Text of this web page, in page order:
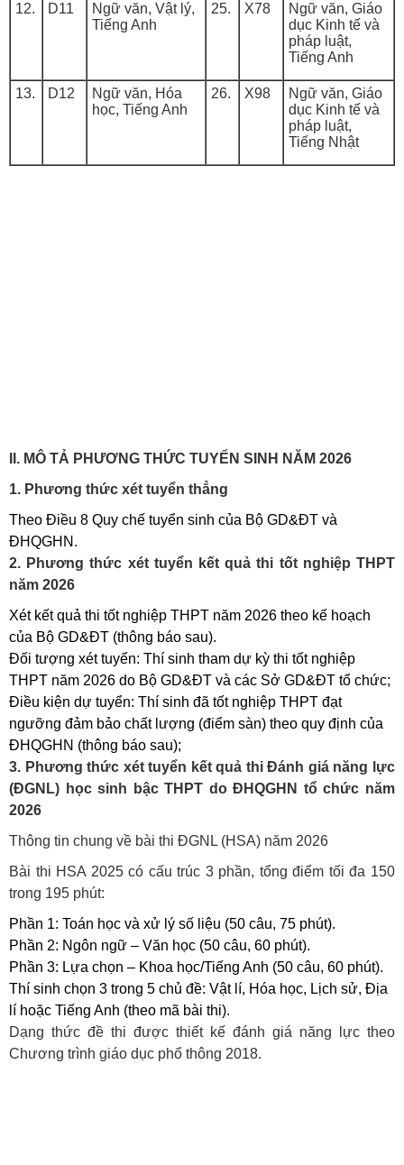
12. D11
Ngữ văn, Vật lý,
Tiếng Anh
25. X78
Ngữ văn, Giáo
dục Kinh tế và
pháp luật,
Tiếng Anh
13. D12
Ngữ văn, Hóa
học, Tiếng Anh
26. X98
Ngữ văn, Giáo
dục Kinh tế và
pháp luật,
Tiếng Nhật
II. MÔ TẢ PHƯƠNG THỨC TUYỂN SINH NĂM 2026
1. Phương thức xét tuyển thẳng
Theo Điều 8 Quy chế tuyển sinh của Bộ GD&ĐT và
ĐHQGHN.
2. Phương thức xét tuyển kết quả thi tốt nghiệp THPT
năm 2026
Xét kết quả thi tốt nghiệp THPT năm 2026 theo kế hoạch
của Bộ GD&ĐT (thông báo sau).
Đối tượng xét tuyển: Thí sinh tham dự kỳ thi tốt nghiệp
THPT năm 2026 do Bộ GD&ĐT và các Sở GD&ĐT tổ chức;
Điều kiện dự tuyển: Thí sinh đã tốt nghiệp THPT đạt
ngưỡng đảm bảo chất lượng (điểm sàn) theo quy định của
ĐHQGHN (thông báo sau);
3. Phương thức xét tuyển kết quả thi Đánh giá năng lực
(ĐGNL) học sinh bậc THPT do ĐHQGHN tổ chức năm
2026
Thông tin chung về bài thi ĐGNL (HSA) năm 2026
Bài thi HSA 2025 có cấu trúc 3 phần, tổng điểm tối đa 150
trong 195 phút:
Phần 1: Toán học và xử lý số liệu (50 câu, 75 phút).
Phần 2: Ngôn ngữ – Văn học (50 câu, 60 phút).
Phần 3: Lựa chọn – Khoa học/Tiếng Anh (50 câu, 60 phút).
Thí sinh chọn 3 trong 5 chủ đề: Vật lí, Hóa học, Lịch sử, Địa
lí hoặc Tiếng Anh (theo mã bài thi).
Dạng thức đề thi được thiết kế đánh giá năng lực theo
Chương trình giáo dục phổ thông 2018.